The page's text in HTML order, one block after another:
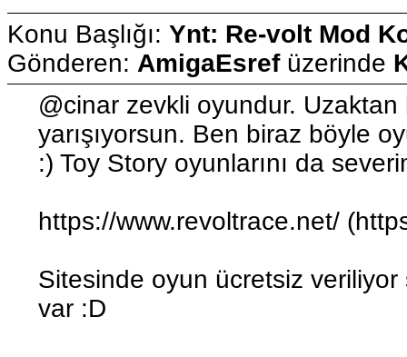
Konu Başlığı: Ynt: Re-volt Mod
Gönderen: AmigaEsrefüzerinde
@cinar zevkli oyundur. Uzaktan
yarışıyorsun. Ben biraz böyle
:) Toy Story oyunlarını da
https://www.revoltrace.net/
Sitesinde oyun ücretsiz veriliyor
var :D